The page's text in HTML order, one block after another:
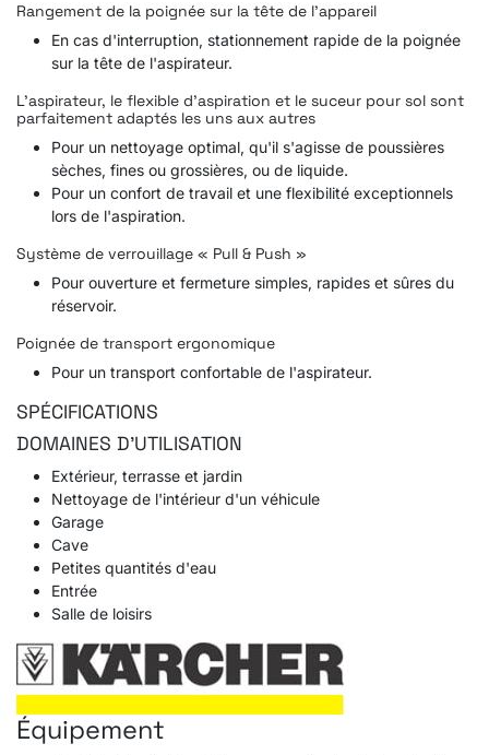
Rangement de la poignée sur la tête de l'appareil
En cas d'interruption, stationnement rapide de la poignée
sur la tête de l'aspirateur.
L'aspirateur, le flexible d'aspiration et le suceur pour sol sont
parfaitement adaptés les uns aux autres
Pour un nettoyage optimal, qu'il s'agisse de poussières
sèches, fines ou grossières, ou de liquide.
Pour un confort de travail et une flexibilité exceptionnels
lors de l'aspiration.
Système de verrouillage « Pull & Push »
Pour ouverture et fermeture simples, rapides et sûres du
réservoir.
Poignée de transport ergonomique
Pour un transport confortable de l'aspirateur.
SPÉCIFICATIONS
DOMAINES D'UTILISATION
Extérieur, terrasse et jardin
Nettoyage de l'intérieur d'un véhicule
Garage
Cave
Petites quantités d'eau
Entrée
Salle de loisirs
Équipement